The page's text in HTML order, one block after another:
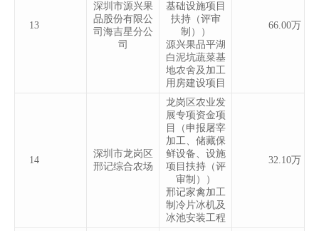
13
深圳市源兴果
品股份有限公
司海吉星分公
司
基础设施项目
扶持（评审
制））
源兴果品平湖
白泥坑蔬菜基
地农舍及加工
用房建设项目
66.00万
14
深圳市龙岗区
邢记综合农场
龙岗区农业发
展专项资金项
目（申报屠宰
加工、储藏保
鲜设备、设施
项目扶持（评
审制））
邢记家禽加工
制冷片冰机及
冰池安装工程
32.10万